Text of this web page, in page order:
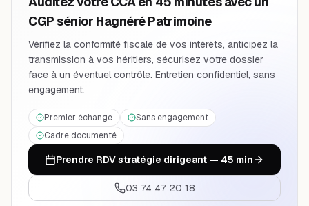
CGP sénior Hagnéré Patrimoine
Vérifiez la conformité fiscale de vos intérêts, anticipez la
transmission à vos héritiers, sécurisez votre dossier
face à un éventuel contrôle. Entretien confidentiel, sans
engagement.
Premier échange
Sans engagement
Cadre documenté
Prendre RDV stratégie dirigeant — 45 min
03 74 47 20 18